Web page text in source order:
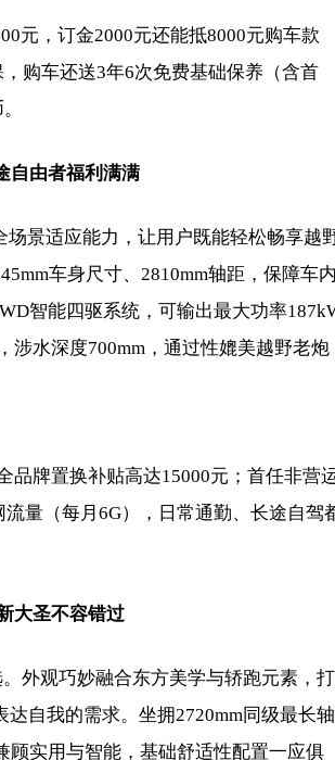
元，订金2000元还能抵8000元购车款
购车还送3年6次免费基础保养（含首
自由者福利满满
景适应能力，让用户既能轻松畅享越
车身尺寸、2810mm轴距，保障车内
智能四驱系统，可输出最大功率
涉水深度700mm，通过性媲美越野老炮
品牌置换补贴高达15000元；首任非营
量（每月6G），日常通勤、长途自驾
大圣不容错过
外观巧妙融合东方美学与轿跑元素，打
自我的需求。坐拥2720mm同级最长轴
顾实用与智能，基础舒适性配置一应俱